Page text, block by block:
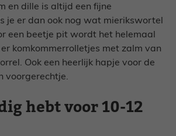
en dille is altijd een fijne
je er dan ook nog wat mierikswortel
een beetje pit wordt het helemaal
er komkommerrolletjes met zalm van
Ook een heerlijk hapje voor de
voorgerechtje.
hebt voor 10-12